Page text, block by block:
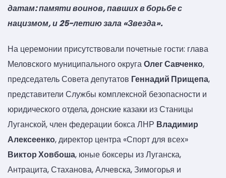
датам: памяти воинов, павших в борьбе с
нацизмом, и 25-летию зала «Звезда».
На церемонии присутствовали почетные гости: глава
Меловского муниципального округаОлег Савченко,
председатель Совета депутатов Геннадий Прищепа,
представители Службы комплексной безопасности и
юридического отдела, донские казаки из Станицы
Луганской, член федерации бокса ЛНР Владимир
Алексеенко, директор центра «Спорт для всех»
Виктор Ховбоша, юные боксеры из Луганска,
Антрацита, Стаханова, Алчевска, Зимогорья и